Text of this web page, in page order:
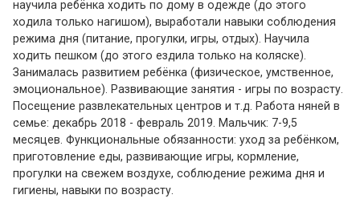
научила ребёнка ходить по дому в одежде (до этого
ходила только нагишом), выработали навыки соблюдения
режима дня (питание, прогулки, игры, отдых). Научила
ходить пешком (до этого ездила только на коляске).
Занималась развитием ребёнка (физическое, умственное,
эмоциональное). Развивающие занятия - игры по возрасту.
Посещение развлекательных центров и т.д. Работа няней в
семье: декабрь 2018 - февраль 2019. Мальчик: 7-9,5
месяцев. Функциональные обязанности: уход за ребёнком,
приготовление еды, развивающие игры, кормление,
прогулки на свежем воздухе, соблюдение режима дня и
гигиены, навыки по возрасту.